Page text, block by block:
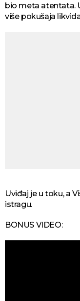
bio meta atentata.
više pokušaja
Uviđaj je u toku, a
istragu.
BONUS VIDEO: